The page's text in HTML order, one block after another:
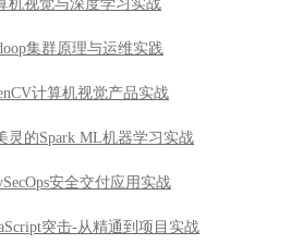
机视觉与深度学习实战
集群原理与运维实践
计算机视觉产品实战
灵的Spark ML机器学习实战
安全交付应用实战
突击-从精通到项目实战